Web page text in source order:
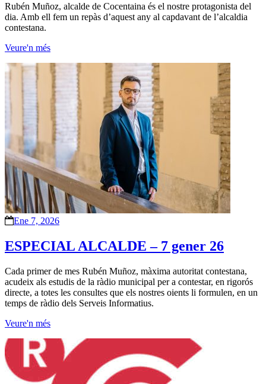
Rubén Muñoz, alcalde de Cocentaina és el nostre protagonista del
dia. Amb ell fem un repàs d’aquest any al capdavant de l’alcaldia
contestana.
Veure'n més
Ene 7, 2026
ESPECIAL ALCALDE – 7 gener 26
Cada primer de mes Rubén Muñoz, màxima autoritat contestana,
acudeix als estudis de la ràdio municipal per a contestar, en rigorós
directe, a totes les consultes que els nostres oients li formulen, en un
temps de ràdio dels Serveis Informatius.
Veure'n més